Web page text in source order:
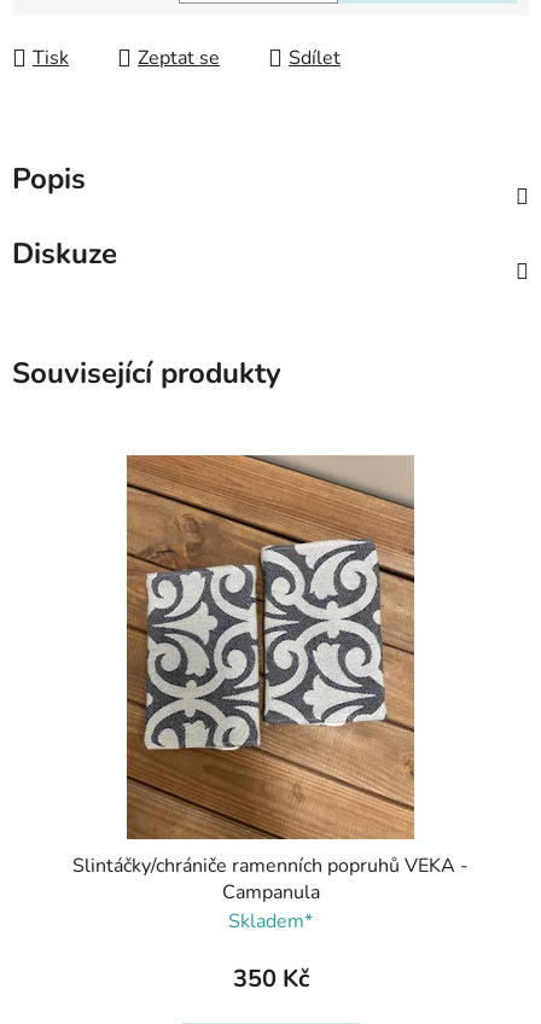
Tisk Zeptat se Sdílet
Popis
Diskuze
Související produkty
Slintáčky/chrániče ramenních popruhů VEKA -
Campanula
Skladem*
350 Kč